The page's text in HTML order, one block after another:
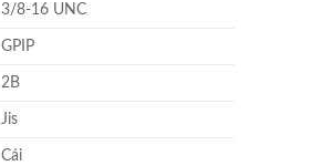
3/8-16 UNC
GPIP
2B
Jis
Cái